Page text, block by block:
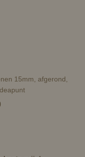
15mm, afgerond,